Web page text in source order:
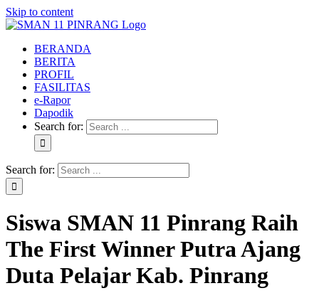
Skip to content
BERANDA
BERITA
PROFIL
FASILITAS
e-Rapor
Dapodik
Search for:
Search for:
Siswa SMAN 11 Pinrang Raih
The First Winner Putra Ajang
Duta Pelajar Kab. Pinrang